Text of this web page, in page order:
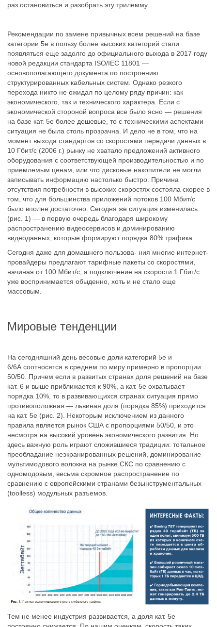
раз остановиться и разобрать эту трилемму.
Рекомендации по замене привычных всем решений на базе
категории 5е в пользу более высоких категорий стали
появляться еще задолго до официального выхода в 2017 году
новой редакции стандарта ISO/IEC 11801 —
основополагающего документа по построению
структурированных кабельных систем. Однако резкого
перехода никто не ожидал по целому ряду причин: как
экономического, так и технического характера. Если с
экономической стороной вопроса все было ясно — решения
на базе кат. 5е более дешевые, то с техническими аспектами
ситуация не была столь прозрачна. И дело не в том, что на
момент выхода стандартов со скоростями передачи данных в
10 Гбит/с (2006 г.) рынку не хватало предложений активного
оборудования с соответствующей производительностью и по
приемлемым ценам, или что дисковые накопители не могли
записывать информацию настолько быстро. Причина
отсутствия потребности в высоких скоростях состояла скорее в
том, что для большинства приложений потоков 100 Мбит/с
было вполне достаточно. Сегодня же ситуация изменилась
(рис. 1) — в первую очередь благодаря широкому
распространению видеосервисов и доминированию
видеоданных, которые формируют порядка 80% трафика.
Сегодня даже для домашнего пользова- ния многие интернет-
провайдеры предлагают тарифные пакеты со скоростями,
начиная от 100 Мбит/с, а подключение на скорости 1 Гбит/с
уже воспринимается обыденно, хоть и не стало еще
массовым.
Мировые тенденции
На сегодняшний день весовые доли категорий 5е и
6/6А соотносятся в среднем по миру примерно в пропорции
50/50. Причем если в развитых странах доля решений на базе
кат. 6 и выше приближается к 90%, а кат. 5е охватывает
порядка 10%, то в развивающихся странах ситуация прямо
противоположная — львиная доля (порядка 85%) приходится
на кат. 5е (рис. 2). Некоторым исключением из данного
правила является рынок США с пропорциями 50/50, и это
несмотря на высокий уровень экономического развития. Но
здесь важную роль играют сложившиеся традиции: тотальное
преобладание неэкранированных решений, доминирование
мультимодового волокна на рынке СКС по сравнению с
одномодовым, весьма скромное распространение по
сравнению с европейскими странами безынструментальных
(toolless) модульных разъемов.
Тем не менее индустрия развивается, а доля кат. 5е